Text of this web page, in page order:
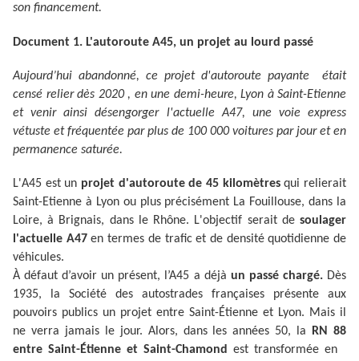
son financement.
Document 1. L'autoroute A45, un projet au lourd passé
Aujourd’hui abandonné, ce projet d'autoroute payante était
censé relier dès 2020 , en une demi-heure, Lyon à Saint-Etienne
et venir ainsi désengorger l'actuelle A47, une voie express
vétuste et fréquentée par plus de 100 000 voitures par jour et en
permanence saturée.
L'A45 est un projet d'autoroute de 45 kilomètresqui relierait
Saint-Etienne à Lyon ou plus précisément La Fouillouse, dans la
Loire, à Brignais, dans le Rhône. L'objectif serait de soulager
l'actuelle A47en termes de trafic et de densité quotidienne de
véhicules.
À défaut d’avoir un présent, l’A45 a déjà un passé chargé.Dès
1935, la Société des autostrades françaises présente aux
pouvoirs publics un projet entre Saint-Étienne et Lyon. Mais il
ne verra jamais le jour. Alors, dans les années 50, la
RN 88
entre Saint-Étienne et Saint-Chamond
est transformée en